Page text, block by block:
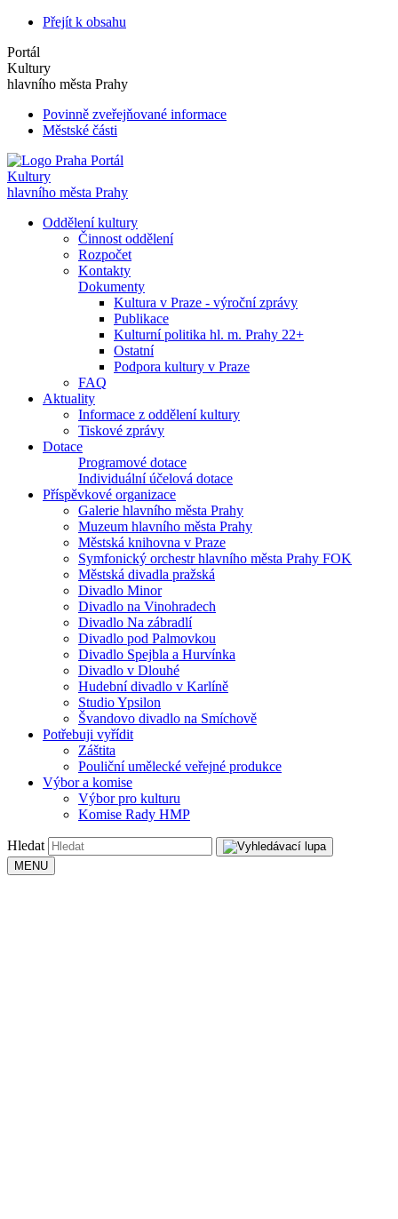
Přejít k obsahu
Portál
Kultury
hlavního města Prahy
Povinně zveřejňované informace
Městské části
Portál
Kultury
hlavního města Prahy
Oddělení kultury
Činnost oddělení
Rozpočet
Kontakty
Dokumenty
Kultura v Praze - výroční zprávy
Publikace
Kulturní politika hl. m. Prahy 22+
Ostatní
Podpora kultury v Praze
FAQ
Aktuality
Informace z oddělení kultury
Tiskové zprávy
Dotace
Programové dotace
Individuální účelová dotace
Příspěvkové organizace
Galerie hlavního města Prahy
Muzeum hlavního města Prahy
Městská knihovna v Praze
Symfonický orchestr hlavního města Prahy FOK
Městská divadla pražská
Divadlo Minor
Divadlo na Vinohradech
Divadlo Na zábradlí
Divadlo pod Palmovkou
Divadlo Spejbla a Hurvínka
Divadlo v Dlouhé
Hudební divadlo v Karlíně
Studio Ypsilon
Švandovo divadlo na Smíchově
Potřebuji vyřídit
Záštita
Pouliční umělecké veřejné produkce
Výbor a komise
Výbor pro kulturu
Komise Rady HMP
Hledat
MENU